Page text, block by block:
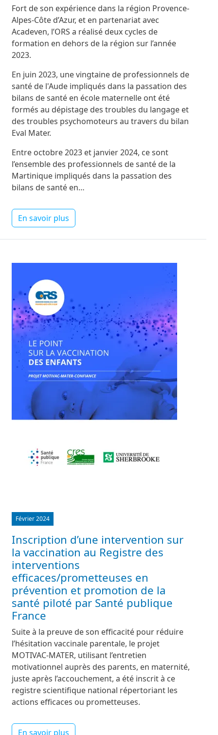
Fort de son expérience dans la région Provence-
Alpes-Côte d’Azur, et en partenariat avec
Acadeven, l’ORS a réalisé deux cycles de
formation en dehors de la région sur l’année
2023.
En juin 2023, une vingtaine de professionnels de
santé de l'Aude impliqués dans la passation des
bilans de santé en école maternelle ont été
formés au dépistage des troubles du langage et
des troubles psychomoteurs au travers du bilan
Eval Mater.
Entre octobre 2023 et janvier 2024, ce sont
l’ensemble des professionnels de santé de la
Martinique impliqués dans la passation des
bilans de santé en…
En savoir plus
Février 2024
Inscription d’une intervention sur
la vaccination au Registre des
interventions
efficaces/prometteuses en
prévention et promotion de la
santé piloté par Santé publique
France
Suite à la preuve de son efficacité pour réduire
l’hésitation vaccinale parentale, le projet
MOTIVAC-MATER, utilisant l’entretien
motivationnel auprès des parents, en maternité,
juste après l’accouchement, a été inscrit à ce
registre scientifique national répertoriant les
actions efficaces ou prometteuses.
En savoir plus